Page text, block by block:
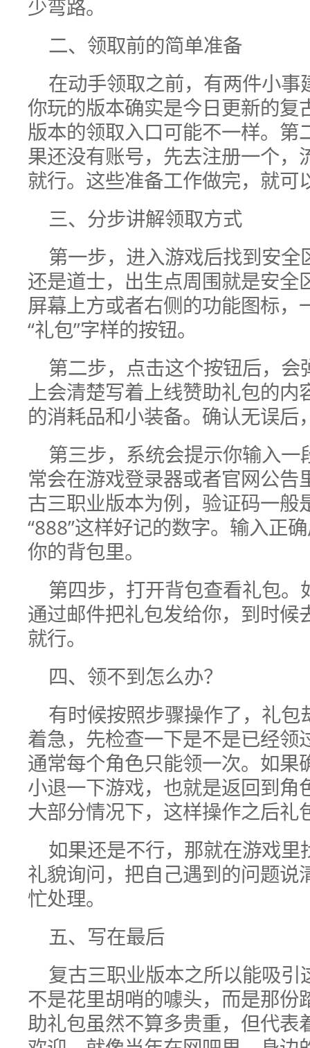
少弯路。
二、领取前的简单准备
在动手领取之前，有两件小
你玩的版本确实是今日更新的复
版本的领取入口可能不一样。第
果还没有账号，先去注册一个，
就行。这些准备工作做完，就可
三、分步讲解领取方式
第一步，进入游戏后找到安
还是道士，出生点周围就是安全
屏幕上方或者右侧的功能图标，
“礼包”字样的按钮。
第二步，点击这个按钮后，
上会清楚写着上线赞助礼包的内
的消耗品和小装备。确认无误后
第三步，系统会提示你输入
常会在游戏登录器或者官网公告
古三职业版本为例，验证码一般
“888”这样好记的数字。输入正
你的背包里。
第四步，打开背包查看礼包
通过邮件把礼包发给你，到时候
就行。
四、领不到怎么办？
有时候按照步骤操作了，礼
着急，先检查一下是不是已经领
通常每个角色只能领一次。如果
小退一下游戏，也就是返回到角
大部分情况下，这样操作之后礼
如果还是不行，那就在游戏
礼貌询问，把自己遇到的问题说
忙处理。
五、写在最后
复古三职业版本之所以能吸
不是花里胡哨的噱头，而是那份
助礼包虽然不算多贵重，但代表